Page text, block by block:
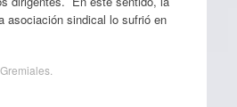
asociación sindical lo sufrió en
Gremiales.